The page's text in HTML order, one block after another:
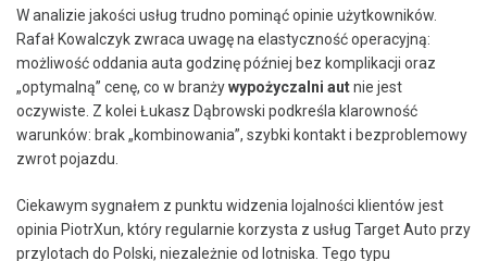
W analizie jakości usług trudno pominąć opinie użytkowników.
Rafał Kowalczyk zwraca uwagę na elastyczność operacyjną:
możliwość oddania auta godzinę później bez komplikacji oraz
„optymalną” cenę, co w branżywypożyczalni autnie jest
oczywiste. Z kolei Łukasz Dąbrowski podkreśla klarowność
warunków: brak „kombinowania”, szybki kontakt i bezproblemowy
zwrot pojazdu.
Ciekawym sygnałem z punktu widzenia lojalności klientów jest
opinia PiotrXun, który regularnie korzysta z usług Target Auto przy
przylotach do Polski, niezależnie od lotniska. Tego typu